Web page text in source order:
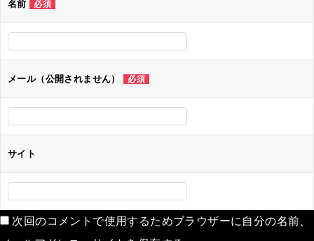
ー
シ
ョ
ン
名前 必須
メール（公開されません） 必須
サイト
次回のコメントで使用するためブラウザーに自分の名前、